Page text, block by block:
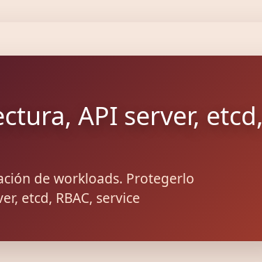
API server, etcd,
de workloads. Protegerlo
etcd, RBAC, service